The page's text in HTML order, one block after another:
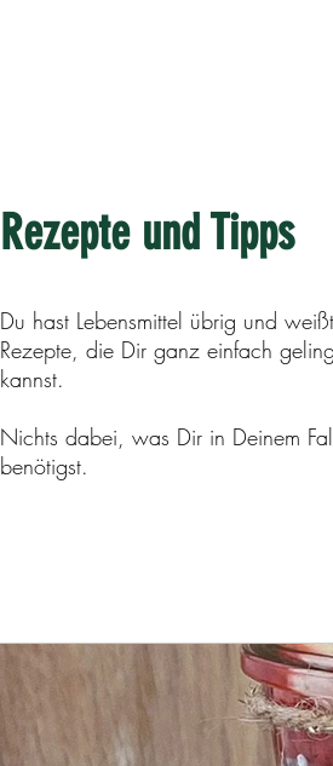
Rezepte und Tipps
Du hast Lebensmittel übrig und
Rezepte, die Dir ganz einfach
kannst.
Nichts dabei, was Dir in Deinem
benötigst.